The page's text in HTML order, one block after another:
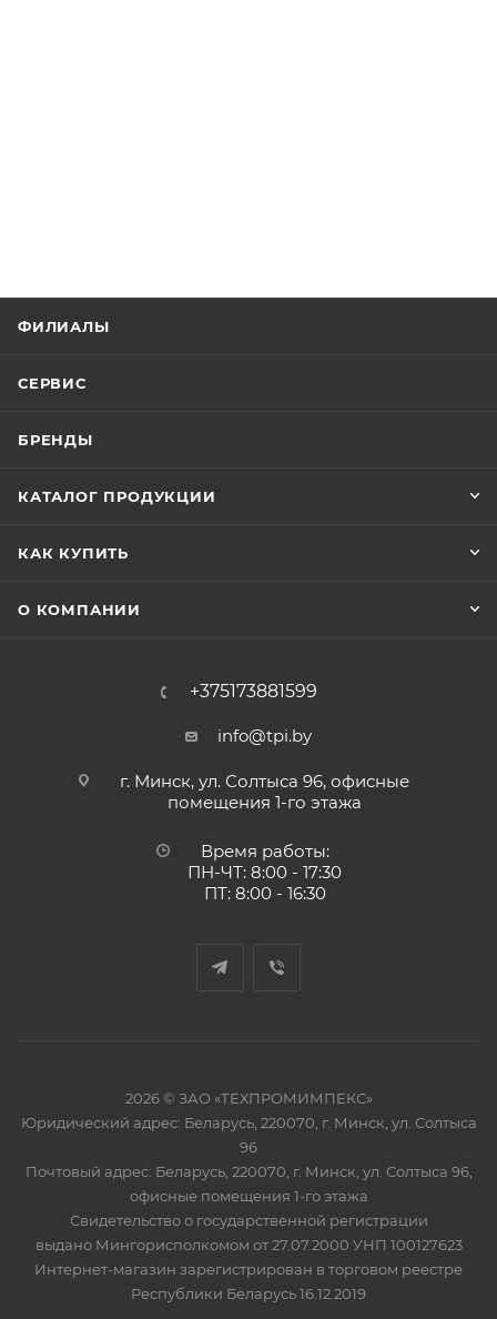
ФИЛИАЛЫ
СЕРВИС
БРЕНДЫ
КАТАЛОГ ПРОДУКЦИИ
КАК КУПИТЬ
О КОМПАНИИ
+375173881599
info@tpi.by
г. Минск, ул. Солтыса 96, офисные
помещения 1-го этажа
Время работы:
ПН-ЧТ: 8:00 - 17:30
ПТ: 8:00 - 16:30
2026 © ЗАО «ТЕХПРОМИМПЕКС»
Юридический адрес: Беларусь, 220070, г. Минск, ул. Солтыса
96
Почтовый адрес: Беларусь, 220070, г. Минск, ул. Солтыса 96,
офисные помещения 1-го этажа
Свидетельство о государственной регистрации
выдано Мингорисполкомом от 27.07.2000 УНП 100127623
Интернет-магазин зарегистрирован в торговом реестре
Республики Беларусь 16.12.2019